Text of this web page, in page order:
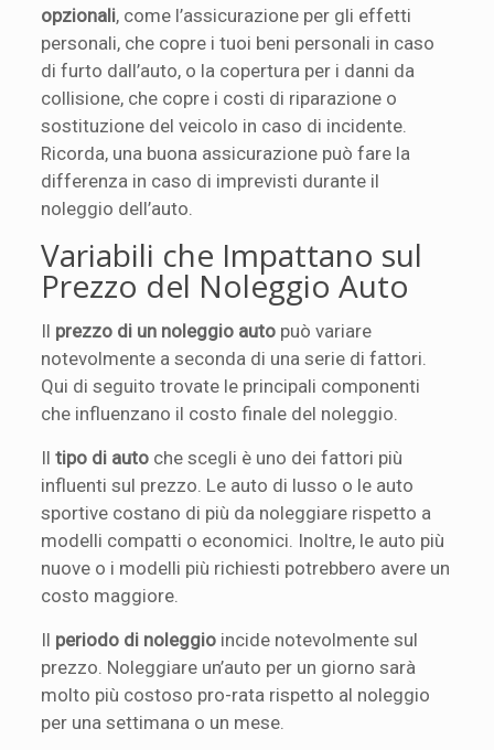
opzionali, come l’assicurazione per gli effetti
personali, che copre i tuoi beni personali in caso
di furto dall’auto, o la copertura per i danni da
collisione, che copre i costi di riparazione o
sostituzione del veicolo in caso di incidente.
Ricorda, una buona assicurazione può fare la
differenza in caso di imprevisti durante il
noleggio dell’auto.
Variabili che Impattano sul
Prezzo del Noleggio Auto
Il prezzo di un noleggio auto può variare
notevolmente a seconda di una serie di fattori.
Qui di seguito trovate le principali componenti
che influenzano il costo finale del noleggio.
Iltipo di auto che scegli è uno dei fattori più
influenti sul prezzo. Le auto di lusso o le auto
sportive costano di più da noleggiare rispetto a
modelli compatti o economici. Inoltre, le auto più
nuove o i modelli più richiesti potrebbero avere un
costo maggiore.
Il periodo di noleggio incide notevolmente sul
prezzo. Noleggiare un’auto per un giorno sarà
molto più costoso pro-rata rispetto al noleggio
per una settimana o un mese.